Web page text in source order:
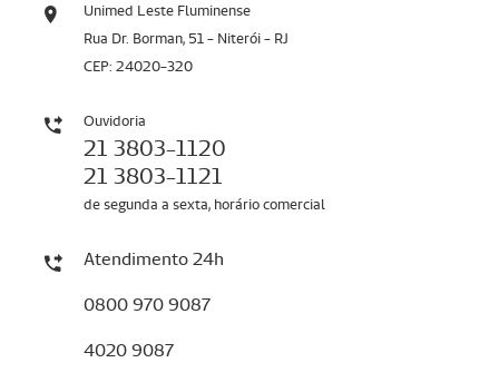
Unimed Leste Fluminense
Rua Dr. Borman, 51 - Niterói - RJ
CEP: 24020-320
Ouvidoria
21 3803-1120
21 3803-1121
de segunda a sexta, horário comercial
Atendimento 24h
0800 970 9087
4020 9087